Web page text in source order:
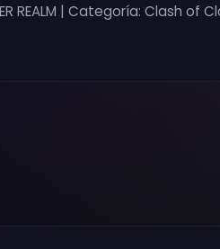
REALM | Categoría: Clash of